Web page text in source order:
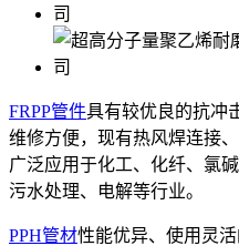
FRPP管件具有较优良的抗冲
维修方便，现有热风焊连接
广泛应用于化工、化纤、氯
污水处理、电解等行业。
PPH管材性能优异、使用灵